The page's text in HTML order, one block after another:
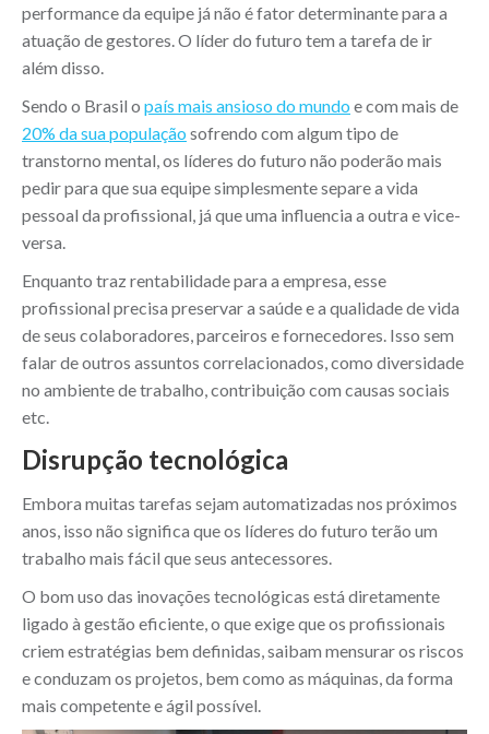
performance da equipe já não é fator determinante para a
atuação de gestores. O líder do futuro tem a tarefa de ir
além disso.
Sendo o Brasil o país mais ansioso do mundo e com mais de
20% da sua população sofrendo com algum tipo de
transtorno mental, os líderes do futuro não poderão mais
pedir para que sua equipe simplesmente separe a vida
pessoal da profissional, já que uma influencia a outra e vice-
versa.
Enquanto traz rentabilidade para a empresa, esse
profissional precisa preservar a saúde e a qualidade de vida
de seus colaboradores, parceiros e fornecedores. Isso sem
falar de outros assuntos correlacionados, como diversidade
no ambiente de trabalho, contribuição com causas sociais
etc.
Disrupção tecnológica
Embora muitas tarefas sejam automatizadas nos próximos
anos, isso não significa que os líderes do futuro terão um
trabalho mais fácil que seus antecessores.
O bom uso das inovações tecnológicas está diretamente
ligado à gestão eficiente, o que exige que os profissionais
criem estratégias bem definidas, saibam mensurar os riscos
e conduzam os projetos, bem como as máquinas, da forma
mais competente e ágil possível.